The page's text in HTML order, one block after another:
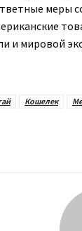
меры
и мировой
Кошелек